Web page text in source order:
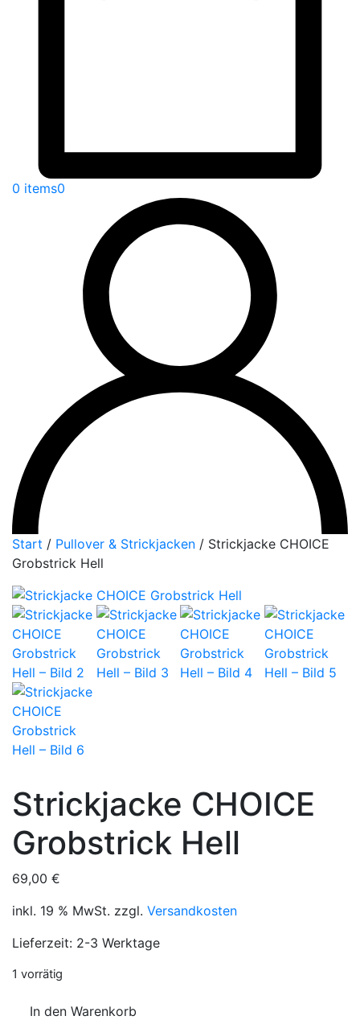
0 items0
Start / Pullover & Strickjacken / Strickjacke CHOICE
Grobstrick Hell
Strickjacke CHOICE
Grobstrick Hell
69,00 €
inkl. 19 % MwSt. zzgl. Versandkosten
Lieferzeit: 2-3 Werktage
1 vorrätig
In den Warenkorb